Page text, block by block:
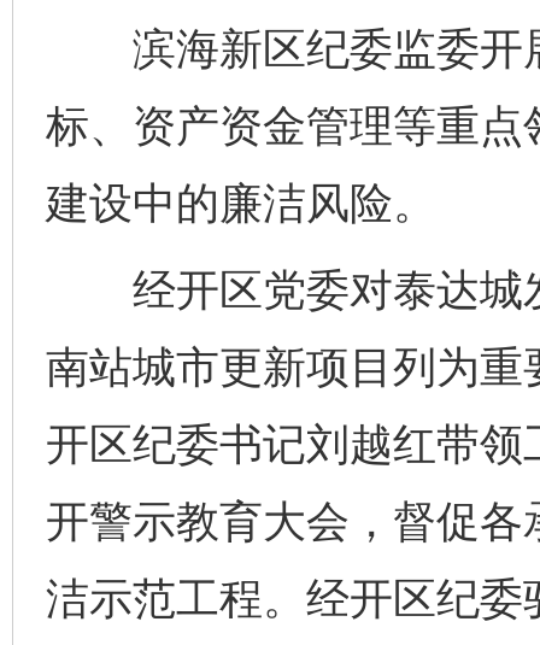
滨海新区纪委监委开
标、资产资金管理等重
建设中的廉洁风险。
经开区党委对泰达城
南站城市更新项目列为
开区纪委书记刘越红带
开警示教育大会，督促
洁示范工程。经开区纪